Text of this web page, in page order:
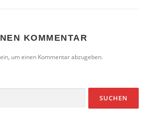
KOMMENTAR
um einen Kommentar abzugeben.